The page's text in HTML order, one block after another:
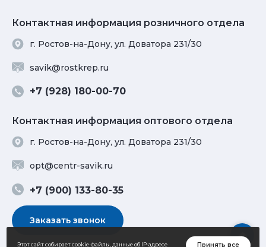
Контактная информация розничного отдела
г. Ростов-на-Дону, ул. Доватора 231/30
savik@rostkrep.ru
+7 (928) 180-00-70
Контактная информация оптового отдела
г. Ростов-на-Дону, ул. Доватора 231/30
opt@centr-savik.ru
+7 (900) 133-80-35
Заказать звонок
Этот сайт собирает cookie-файлы, данные об IP-адресе Принять все